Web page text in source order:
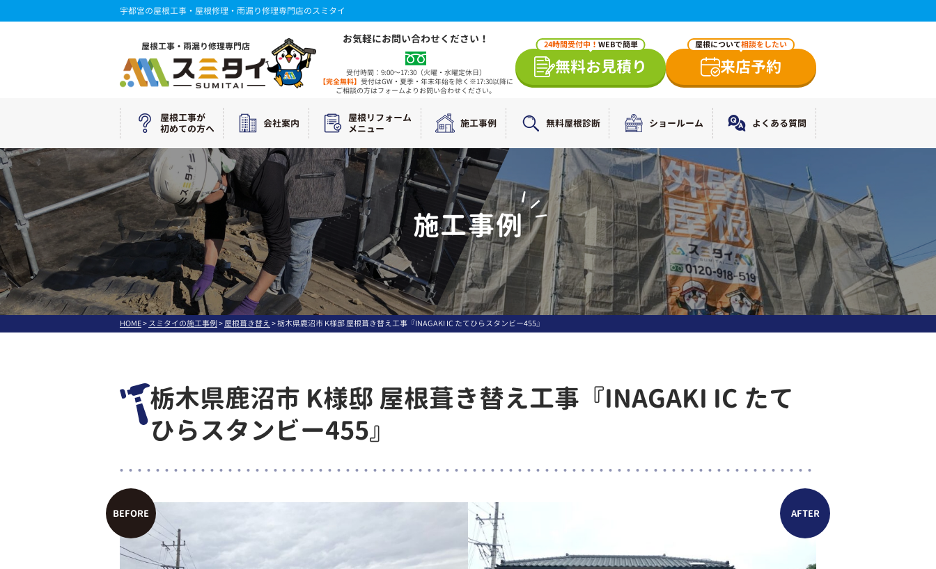
宇都宮の屋根工事・屋根修理・雨漏り修理専門店のスミタイ
屋根工事・雨漏り修理専門店
お気軽にお問い合わせください！
受付時間：9:00～17:30（火曜・水曜定休日）
【完全無料】 受付はGW・夏季・年末年始を除く※17:30以降に
ご相談の方はフォームよりお問い合わせください。
24時間受付中！ WEBで簡単
無料お見積り
屋根について相談をしたい
来店予約
屋根工事が
初めての方へ
会社案内
屋根リフォーム
メニュー
施工事例 無料屋根診断 ショールーム よくある質問
施工事例
WORKS
HOME>スミタイの施工事例>屋根葺き替え>栃木県鹿沼市 K様邸 屋根葺き替え工事『INAGAKI IC たてひらスタンビー455』
栃木県鹿沼市 K様邸 屋根葺き替え工事『INAGAKI IC たて
ひらスタンビー455』